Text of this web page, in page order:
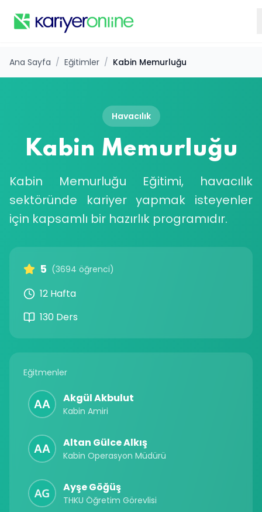
Ana Sayfa / Eğitimler / Kabin Memurluğu
Havacılık
Kabin Memurluğu
Kabin Memurluğu Eğitimi, havacılık
sektöründe kariyer yapmak isteyenler
için kapsamlı bir hazırlık programıdır.
5 (3694 öğrenci)
12 Hafta
130 Ders
Eğitmenler
Akgül Akbulut
Kabin Amiri
Altan Gülce Alkış
Kabin Operasyon Müdürü
Ayşe Göğüş
THKU Öğretim Görevlisi